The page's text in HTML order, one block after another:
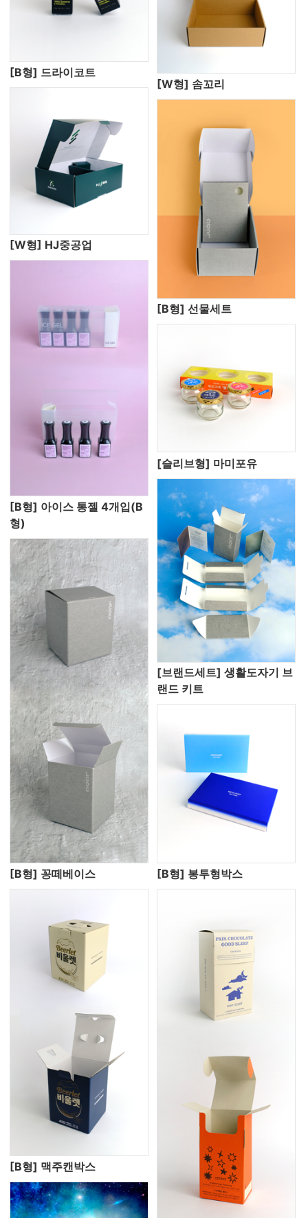
[B형] 드라이코트
[W형] 솜꼬리
[W형] HJ중공업
[B형] 선물세트
[B형] 아이스 통젤 4개입(B
형)
[슬리브형] 마미포유
[B형] 꽁떼베이스
[브랜드세트] 생활도자기 브
랜드 키트
[B형] 맥주캔박스
[B형] 봉투형박스